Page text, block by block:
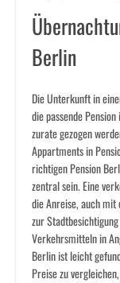
Berlin
Die Unterkunft in
die passende
zurate gezogen
Appartments in
richtigen Pension
zentral sein. Eine
die Anreise, auch mit
zur
Verkehrsmitteln in
Berlin ist leicht
Preise zu